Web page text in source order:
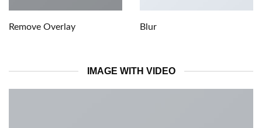
Remove Overlay Blur
IMAGE WITH VIDEO